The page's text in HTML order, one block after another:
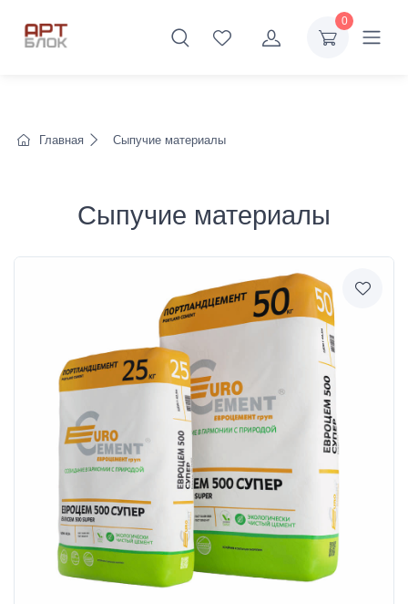
0
Главная Сыпучие материалы
Сыпучие материалы